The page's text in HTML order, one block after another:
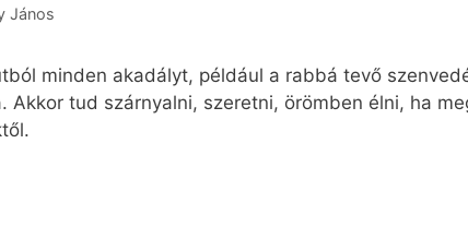
János
minden akadályt, például a rabbá tevő
Akkor tud szárnyalni, szeretni, örömben élni, ha